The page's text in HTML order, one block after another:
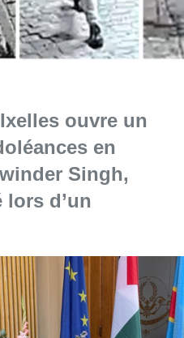
ouvre un
en
Singh,
lors d’un